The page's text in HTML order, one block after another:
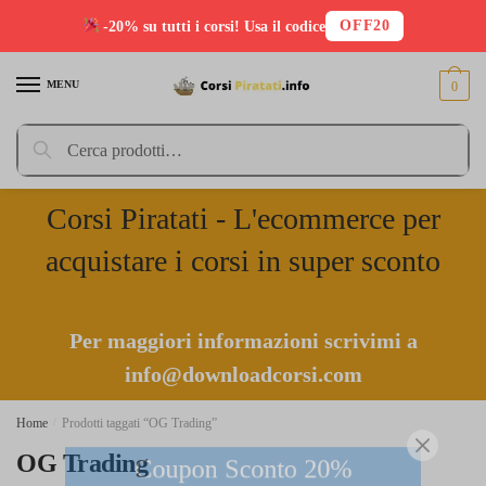
MENU
Cerca:
Cerca
0
Corsi Piratati - L'ecommerce per
acquistare i corsi in super sconto
Per maggiori informazioni scrivimi a
info@downloadcorsi.com
Home Prodotti taggati “OG Trading”
OG TradingCoupon Sconto 20%
-20% su tutti i corsi! Usa il codice OFF20